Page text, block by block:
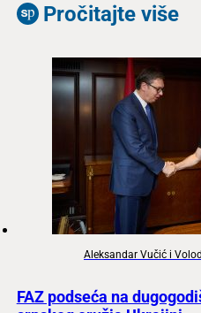
Pročitajte više
Aleksandar Vučić i
FAZ podseća na